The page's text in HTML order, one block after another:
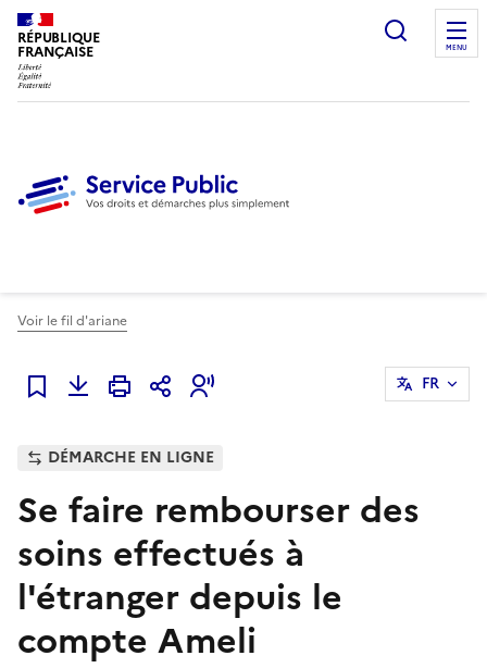
RÉPUBLIQUE
FRANÇAISE
Ouvrir
MENU
Voir le fil d'ariane
Ajouter à mes favoris
FR
DÉMARCHE EN LIGNE
Se faire rembourser des
soins effectués à
l'étranger depuis le
compte Ameli